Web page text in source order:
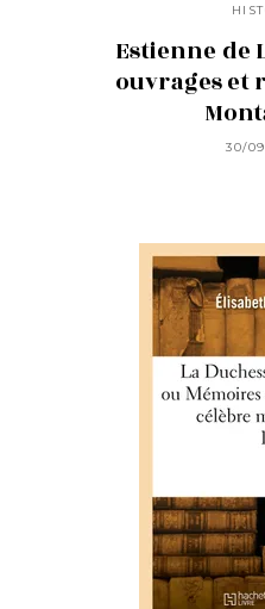
Estienne de
ouvrages et
30/